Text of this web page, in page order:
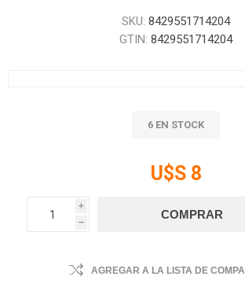
SKU: 8429551714204
GTIN: 8429551714204
6 EN STOCK
U$S 8
i
h
AGREGAR A LA LISTA DE